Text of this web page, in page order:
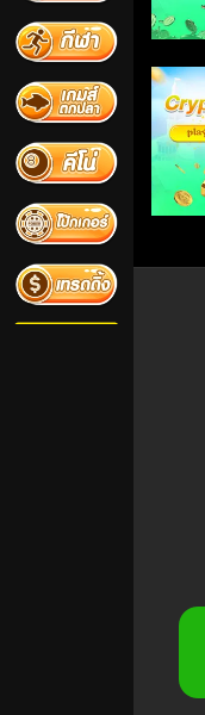
กิจกรรม
เข้าสู่ระบบ
ใบเซอร์